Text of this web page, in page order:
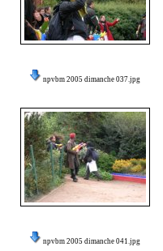
npvbm 2005 dimanche 037.jpg
npvbm 2005 dimanche 041.jpg